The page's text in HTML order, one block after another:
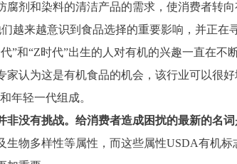
腐剂和染料的清洁产品的需求，使消费者转
越来越意识到食品选择的重要影响，并正
”和“Z时代”出生的人对有机的兴趣一直在
家认为这是有机食品的机会，该行业可以很
年轻一代组成。
非没有挑战。给消费者造成困扰的最新的名词
生物多样性等属性，而这些属性USDA有机